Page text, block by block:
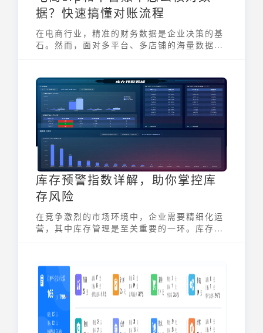
据？快速搞懂对账流程
在电商行业，精准的财务数据是企业决策的基
石。然而，面对多平台、多店铺的海量数据，
ERP与平台账单的数据核对流程，助您快速掌
握对账技巧，提升财务管理效率。
库存预警指数详解，助你掌控库
存风险
在竞争激烈的市场环境中，企业需要精细化运
营，其中库存管理是至关重要的一环。库存预
健康状况，及早发现潜在风险，从而优化库存
结构、提升资金利用率，并最终增强企业的市
场竞争力。